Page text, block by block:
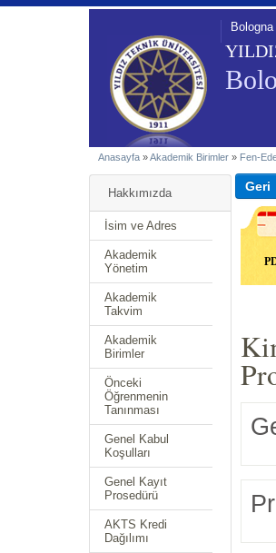
Anasayfa »Akademik Birimler » Fen-
Hakkımızda
İsim ve Adres
Akademik
Yönetim
Akademik
Takvim
Akademik
Birimler
Önceki
Öğrenmenin
Tanınması
Genel Kabul
Koşulları
Genel Kayıt
Prosedürü
AKTS Kredi
Dağılımı